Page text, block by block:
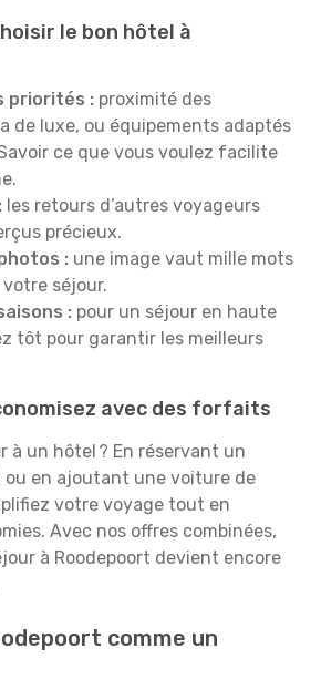
le bon hôtel à
priorités : proximité des
de luxe, ou équipements adaptés
ce que vous voulez facilite
les retours d’autres voyageurs
précieux.
: une image vaut mille mots
séjour.
: pour un séjour en haute
tôt pour garantir les meilleurs
avec des forfaits
à un hôtel ? En réservant un
en ajoutant une voiture de
votre voyage tout en
Avec nos offres combinées,
à Roodepoort devient encore
comme un